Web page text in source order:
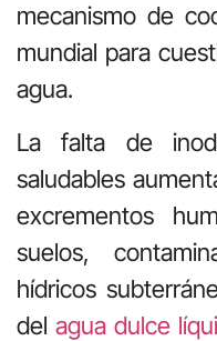
mecanismo de
mundial para
agua.
La falta de
saludables
excrementos
suelos,
hídricos
del agua dulce